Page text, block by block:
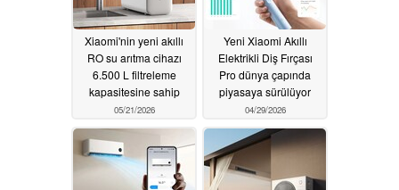
Xiaomi'nin yeni akıllı
RO su arıtma cihazı
6.500 L filtreleme
kapasitesine sahip
05/21/2026
Yeni Xiaomi Akıllı
Elektrikli Diş Fırçası
Pro dünya çapında
piyasaya sürülüyor
04/29/2026